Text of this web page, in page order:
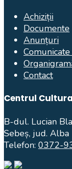
Achiziții
Documente
Anunțuri
Contact
Centrul
B-dul. Lucian
Sebeș, jud. Alba
Telefon: 0372-